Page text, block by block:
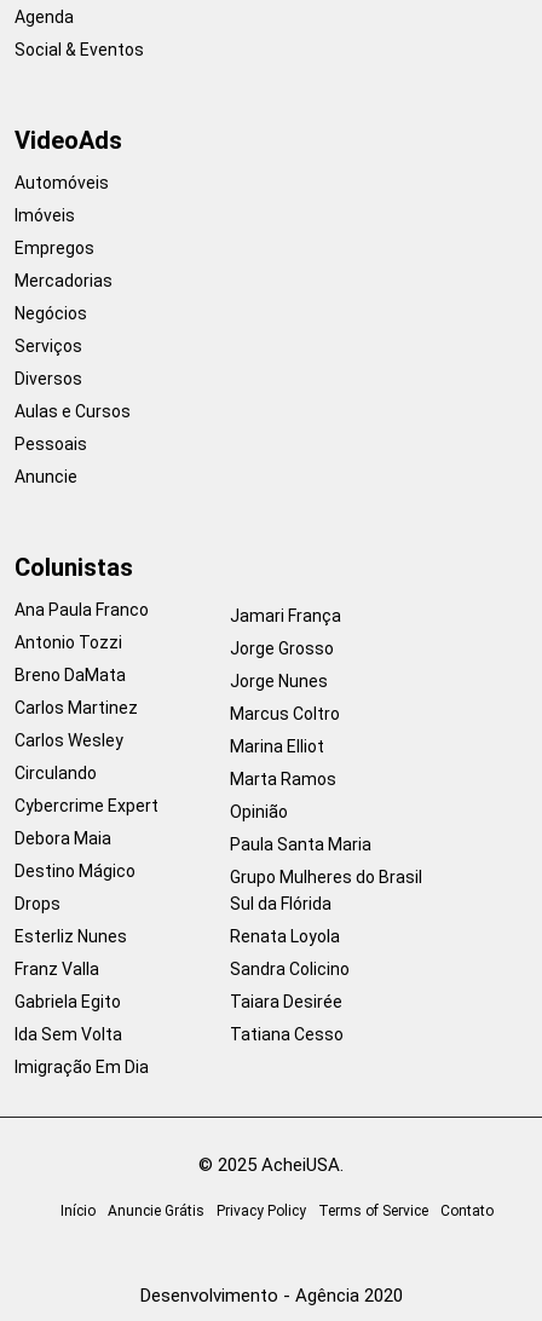
Agenda
Social & Eventos
VideoAds
Automóveis
Imóveis
Empregos
Mercadorias
Negócios
Serviços
Diversos
Aulas e Cursos
Pessoais
Anuncie
Colunistas
Ana Paula Franco
Antonio Tozzi
Breno DaMata
Carlos Martinez
Carlos Wesley
Circulando
Cybercrime Expert
Debora Maia
Destino Mágico
Drops
Esterliz Nunes
Franz Valla
Gabriela Egito
Ida Sem Volta
Imigração Em Dia
Jamari França
Jorge Grosso
Jorge Nunes
Marcus Coltro
Marina Elliot
Marta Ramos
Opinião
Paula Santa Maria
Grupo Mulheres do Brasil
Sul da Flórida
Renata Loyola
Sandra Colicino
Taiara Desirée
Tatiana Cesso
© 2025 AcheiUSA.
Início Anuncie Grátis Privacy Policy Terms of Service Contato
Desenvolvimento - Agência 2020